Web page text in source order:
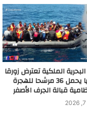
الملكية تعترض زورقا
مطاطيا يحمل 36 مرشحا للهجرة
قبالة الجرف الأصفر